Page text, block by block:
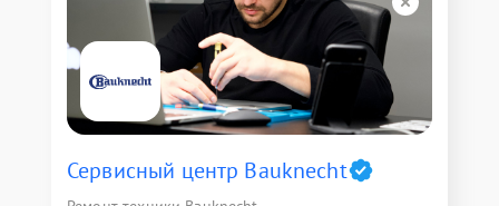
Сервисный центр Bauknecht